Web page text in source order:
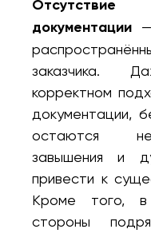
Отсутствие
документации
заказчика.
корректном
документации,
остаются
завышения и
привести к
Кроме того, в
стороны